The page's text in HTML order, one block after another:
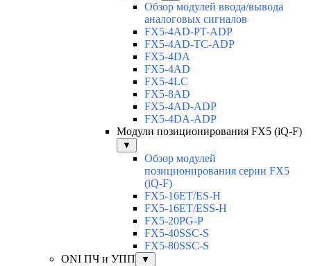
Обзор модулей ввода/вывода
аналоговых сигналов
FX5-4AD-PT-ADP
FX5-4AD-TC-ADP
FX5-4DA
FX5-4AD
FX5-4LC
FX5-8AD
FX5-4AD-ADP
FX5-4DA-ADP
Модули позиционирования FX5 (iQ-F)
▼
Обзор модулей
позиционирования серии FX5
(iQ-F)
FX5-16ET/ES-H
FX5-16ET/ESS-H
FX5-20PG-P
FX5-40SSC-S
FX5-80SSC-S
ONI ПЧ и УПП
▼